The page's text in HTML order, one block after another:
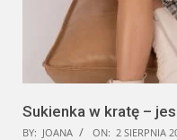
Sukienka w kratę –
BY: JOANA ON: 2 SIERPNIA